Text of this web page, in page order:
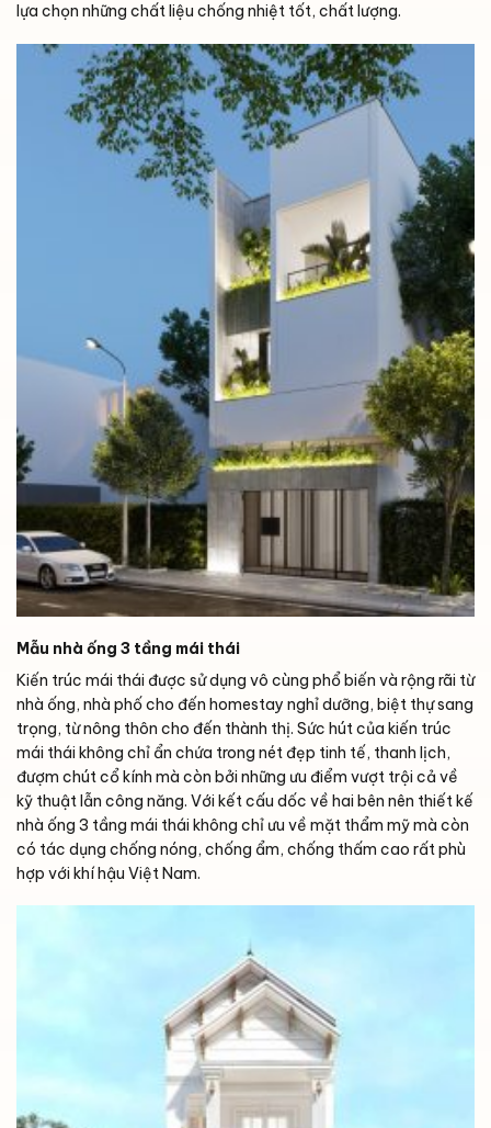
lựa chọn những chất liệu chống nhiệt tốt, chất lượng.
Mẫu nhà ống 3 tầng mái thái
Kiến trúc mái thái được sử dụng vô cùng phổ biến và rộng rãi từ
nhà ống, nhà phố cho đến homestay nghỉ dưỡng, biệt thự sang
trọng, từ nông thôn cho đến thành thị. Sức hút của kiến trúc
mái thái không chỉ ẩn chứa trong nét đẹp tinh tế, thanh lịch,
đượm chút cổ kính mà còn bởi những ưu điểm vượt trội cả về
kỹ thuật lẫn công năng. Với kết cấu dốc về hai bên nên thiết kế
nhà ống 3 tầng mái thái không chỉ ưu về mặt thẩm mỹ mà còn
có tác dụng chống nóng, chống ẩm, chống thấm cao rất phù
hợp với khí hậu Việt Nam.